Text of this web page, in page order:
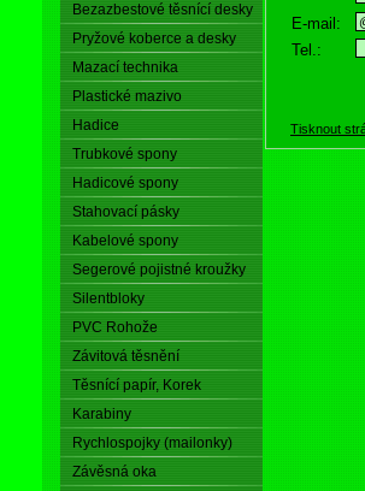
Bezazbestové těsnící desky
Pryžové koberce a desky
Mazací technika
Plastické mazivo
Hadice
Trubkové spony
Hadicové spony
Stahovací pásky
Kabelové spony
Segerové pojistné kroužky
Silentbloky
PVC Rohože
Závitová těsnění
Těsnící papír, Korek
Karabiny
Rychlospojky (mailonky)
Závěsná oka
E-mail:
Tel.:
Tisknout